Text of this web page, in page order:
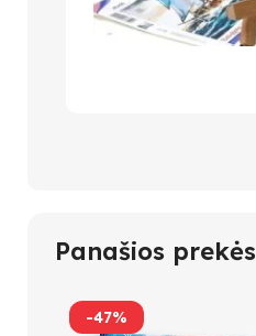
Panašios prekės
-47%